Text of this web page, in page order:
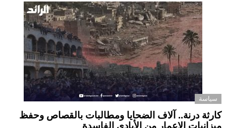
سياسة
كارثة درنة.. آلاف الضحايا ومطالبات بالقصاص وحفظ
ميزانيات الإعمار من الأيادي الفاسدة